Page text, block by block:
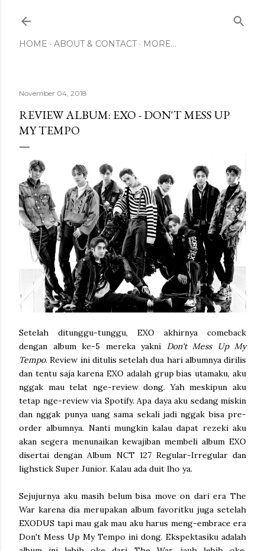
HOME ABOUT & CONTACT MORE…
November 04, 2018
REVIEW ALBUM: EXO - DON'T MESS UP
MY TEMPO
Setelah ditunggu-tunggu, EXO akhirnya comeback
dengan album ke-5 mereka yakni Don't Mess Up My
Tempo. Review ini ditulis setelah dua hari albumnya dirilis
dan tentu saja karena EXO adalah grup bias utamaku, aku
nggak mau telat nge-review dong. Yah meskipun aku
tetap nge-review via Spotify. Apa daya aku sedang miskin
dan nggak punya uang sama sekali jadi nggak bisa pre-
order albumnya. Nanti mungkin kalau dapat rezeki aku
akan segera menunaikan kewajiban membeli album EXO
disertai dengan Album NCT 127 Regular-Irregular dan
lighstick Super Junior. Kalau ada duit lho ya.
Sejujurnya aku masih belum bisa move on dari era The
War karena dia merupakan album favoritku juga setelah
EXODUS tapi mau gak mau aku harus meng-embrace era
Don't Mess Up My Tempo ini dong. Ekspektasiku adalah